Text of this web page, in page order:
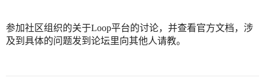
参加社区组织的关于Loop平台的讨论，并查看官方文档，涉
及到具体的问题发到论坛里向其他人请教。